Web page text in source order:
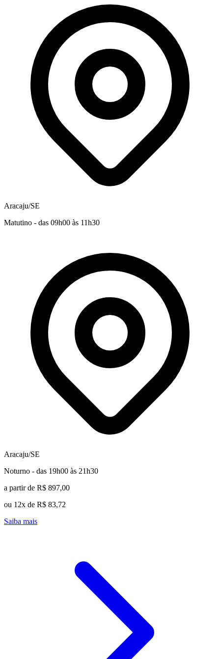
Aracaju/SE
Matutino - das 09h00 às 11h30
Aracaju/SE
Noturno - das 19h00 às 21h30
a partir de R$ 897,00
ou 12x de R$ 83,72
Saiba mais